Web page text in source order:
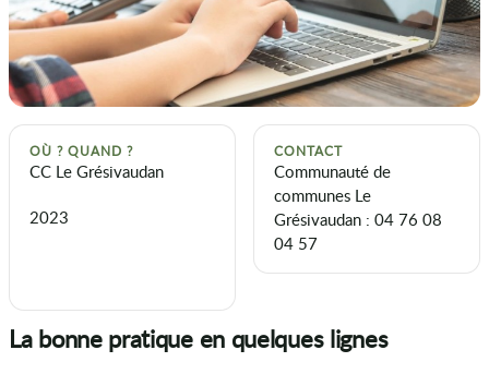
OÙ ? QUAND ?
CC Le Grésivaudan
2023
CONTACT
Communauté de
communes Le
Grésivaudan : 04 76 08
04 57
La bonne pratique en quelques lignes